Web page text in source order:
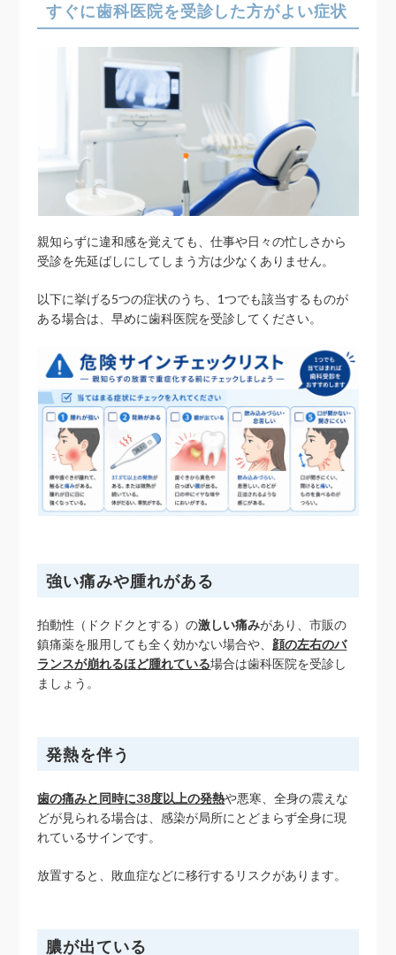
すぐに歯科医院を受診した方がよい症状
親知らずに違和感を覚えても、仕事や日々の忙しさから
受診を先延ばしにしてしまう方は少なくありません。
以下に挙げる5つの症状のうち、1つでも該当するものが
ある場合は、早めに歯科医院を受診してください。
強い痛みや腫れがある
拍動性（ドクドクとする）の激しい痛みがあり、市販の
鎮痛薬を服用しても全く効かない場合や、 顔の左右のバ
ランスが崩れるほど腫れている場合は歯科医院を受診し
ましょう。
発熱を伴う
歯の痛みと同時に38度以上の発熱や悪寒、全身の震えな
どが見られる場合は、感染が局所にとどまらず全身に現
れているサインです。
放置すると、敗血症などに移行するリスクがあります。
膿が出ている